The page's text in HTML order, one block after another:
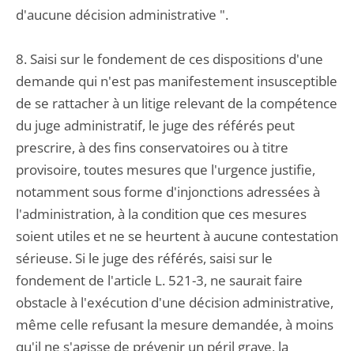
d'aucune décision administrative ".
8. Saisi sur le fondement de ces dispositions d'une
demande qui n'est pas manifestement insusceptible
de se rattacher à un litige relevant de la compétence
du juge administratif, le juge des référés peut
prescrire, à des fins conservatoires ou à titre
provisoire, toutes mesures que l'urgence justifie,
notamment sous forme d'injonctions adressées à
l'administration, à la condition que ces mesures
soient utiles et ne se heurtent à aucune contestation
sérieuse. Si le juge des référés, saisi sur le
fondement de l'article L. 521-3, ne saurait faire
obstacle à l'exécution d'une décision administrative,
même celle refusant la mesure demandée, à moins
qu'il ne s'agisse de prévenir un péril grave, la